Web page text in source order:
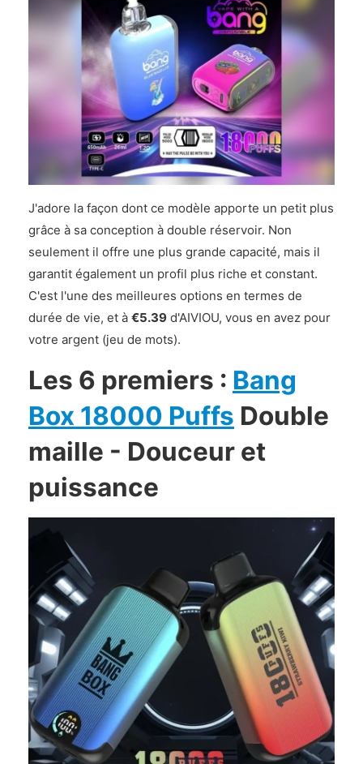
J'adore la façon dont ce modèle apporte un petit plus
grâce à sa conception à double réservoir. Non
seulement il offre une plus grande capacité, mais il
garantit également un profil plus riche et constant.
C'est l'une des meilleures options en termes de
durée de vie, et à €5.39 d'AIVIOU, vous en avez pour
votre argent (jeu de mots).
Les 6 premiers : Bang
Box 18000 Puffs Double
maille - Douceur et
puissance